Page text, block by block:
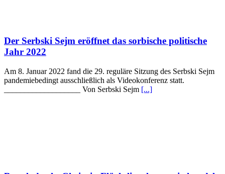
Der Serbski Sejm eröffnet das sorbische politische
Jahr 2022
Am 8. Januar 2022 fand die 29. reguläre Sitzung des Serbski Sejm
pandemiebedingt ausschließlich als Videokonferenz statt.
___________________ Von Serbski Sejm [...]